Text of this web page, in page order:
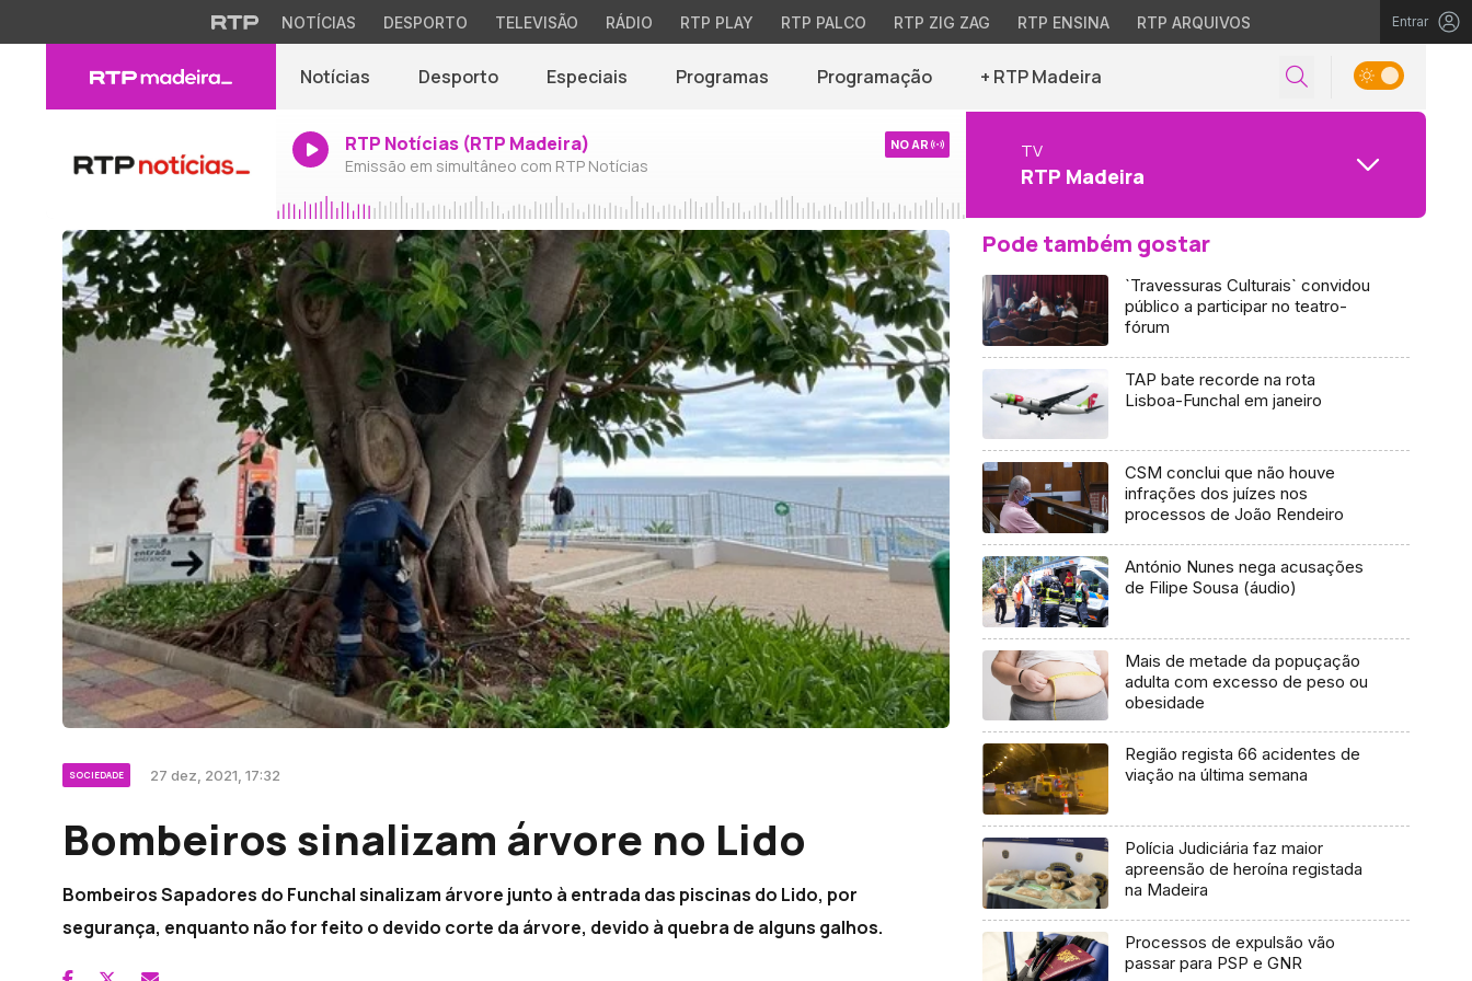
NOTÍCIAS DESPORTO TELEVISÃO RÁDIO RTP PLAY RTP PALCO RTP ZIG ZAG RTP ENSINA RTP ARQUIVOS Entrar
Notícias Desporto Especiais Programas Programação + RTP Madeira
RTP Notícias (RTP Madeira)
Emissão em simultâneo com RTP Notícias
NO AR TV
RTP Madeira
SOCIEDADE 27 dez, 2021, 17:32
Bombeiros sinalizam árvore no Lido
Bombeiros Sapadores do Funchal sinalizam árvore junto à entrada das piscinas do Lido, por
segurança, enquanto não for feito o devido corte da árvore, devido à quebra de alguns galhos.
Pode também gostar
`Travessuras Culturais` convidou
público a participar no teatro-
fórum
TAP bate recorde na rota
Lisboa-Funchal em janeiro
CSM conclui que não houve
infrações dos juízes nos
processos de João Rendeiro
António Nunes nega acusações
de Filipe Sousa (áudio)
Mais de metade da popuçação
adulta com excesso de peso ou
obesidade
Região regista 66 acidentes de
viação na última semana
Polícia Judiciária faz maior
apreensão de heroína registada
na Madeira
Processos de expulsão vão
passar para PSP e GNR